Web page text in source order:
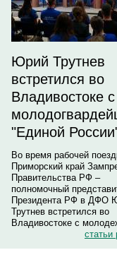
Юрий Трутнев
встретился во
Владивостоке с
"Единой
Во время рабочей
Приморский край
Правительства РФ –
полномочный
Президента РФ в ДФО
Трутнев встретился во
Владивостоке с
статьи